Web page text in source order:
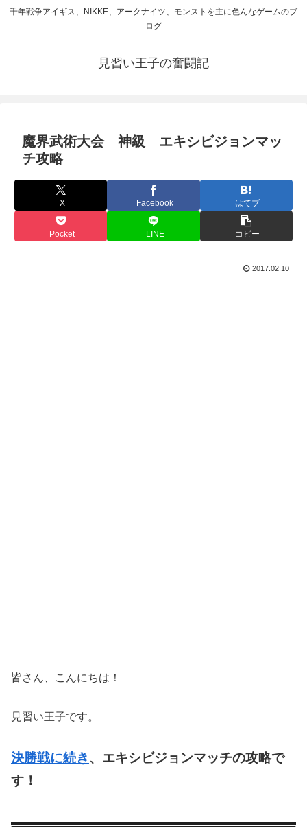
千年戦争アイギス、NIKKE、アークナイツ、モンストを主に色んなゲームのブ
ログ
見習い王子の奮闘記
魔界武術大会 神級 エキシビジョンマッ
チ攻略
X Facebook はてブ
Pocket LINE コピー
2017.02.10
皆さん、こんにちは！
見習い王子です。
決勝戦に続き 、エキシビジョンマッチの攻略で
す！